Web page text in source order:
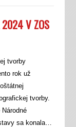
2024 V ZOS
tvorby
rok už
tvorby.
sa konala…